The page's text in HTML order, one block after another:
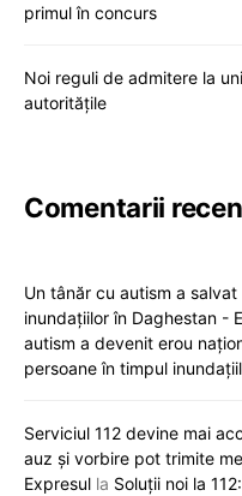
primul în concurs
Noi reguli de admitere la
autoritățile
Comentarii
Un tânăr cu autism a
inundațiilor în Daghestan -
autism a devenit erou
persoane în timpul
Serviciul 112 devine mai
auz și vorbire pot trimite
Expresul la Soluții noi la